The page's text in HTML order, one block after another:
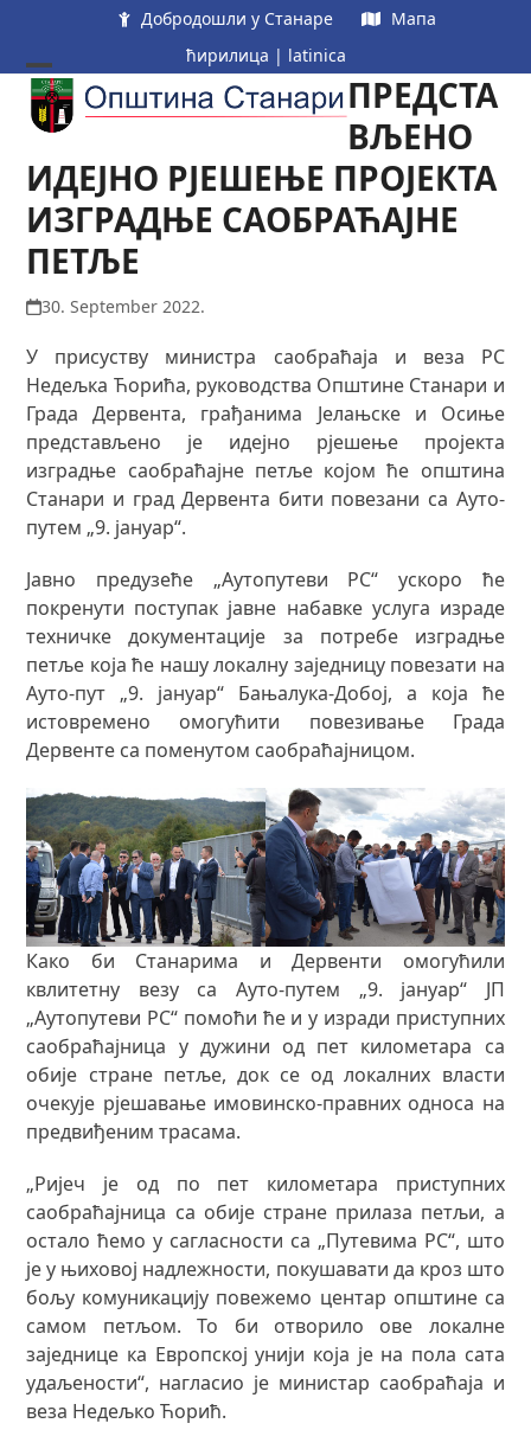
content
Добродошли у Станаре
Мапа
ћирилица | latinica
Open
mobile
menu
Close
mobile
menu
ПРЕДСТА
ВЉЕНО
ИДЕЈНО РЈЕШЕЊЕ ПРОЈЕКТА
ИЗГРАДЊЕ САОБРАЋАЈНЕ
ПЕТЉЕ
30. September 2022.
У присуству министра саобраћаја и веза РС
Недељка Ћорића, руководства Општине Станари и
Града Дервента, грађанима Јелањске и Осиње
представљено је идејно рјешење пројекта
изградње саобраћајне петље којом ће општина
Станари и град Дервента бити повезани са Ауто-
путем „9. јануар“.
Јавно предузеће „Аутопутеви РС“ ускоро ће
покренути поступак јавне набавке услуга израде
техничке документације за потребе изградње
петље која ће нашу локалну заједницу повезати на
Ауто-пут „9. јануар“ Бањалука-Добој, а која ће
истовремено омогућити повезивање Града
Дервенте са поменутом саобраћајницом.
Како би Станарима и Дервенти омогућили
квлитетну везу са Ауто-путем „9. јануар“ ЈП
„Аутопутеви РС“ помоћи ће и у изради приступних
саобраћајница у дужини од пет километара са
обије стране петље, док се од локалних власти
очекује рјешавање имовинско-правних односа на
предвиђеним трасама.
„Ријеч је од по пет километара приступних
саобраћајница са обије стране прилаза петљи, а
остало ћемо у сагласности са „Путевима РС“, што
је у њиховој надлежности, покушавати да кроз што
бољу комуникацију повежемо центар општине са
самом петљом. То би отворило ове локалне
заједнице ка Европској унији која је на пола сата
удаљености“, нагласио је министар саобраћаја и
веза Недељко Ћорић.